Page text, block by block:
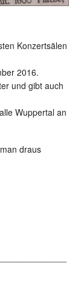
Konzertsälen
2016.
und gibt auch
Wuppertal an
draus